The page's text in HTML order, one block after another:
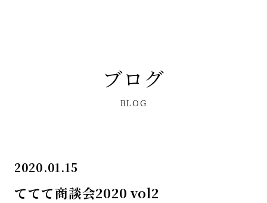
ブログ
BLOG
2020.01.15
ててて商談会2020 vol2